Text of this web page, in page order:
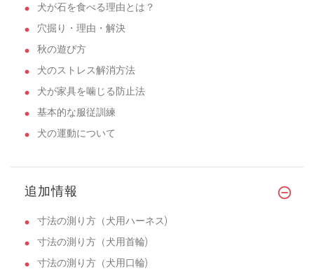
犬が石を食べる理由とは？
穴掘り・理由・解決
秋の遊び方
犬のストレス解消方法
犬が家具を噛じる防止法
基本的な服従訓練
犬の運動について
追加情報
寸法の測り方（犬用ハーネス)
寸法の測り方（犬用首輪)
寸法の測り方（犬用口輪)